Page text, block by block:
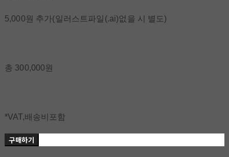
5,000원 추가(일러스트파일(.ai)없을 시 별도)
총 300,000원
*VAT,배송비포함
구매하기